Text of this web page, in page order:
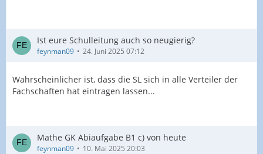
Ist eure Schulleitung auch so neugierig?
feynman09 24. Juni 2025 07:12
Wahrscheinlicher ist, dass die SL sich in alle Verteiler der
Fachschaften hat eintragen lassen...
Mathe GK Abiaufgabe B1 c) von heute
feynman09 10. Mai 2025 20:03